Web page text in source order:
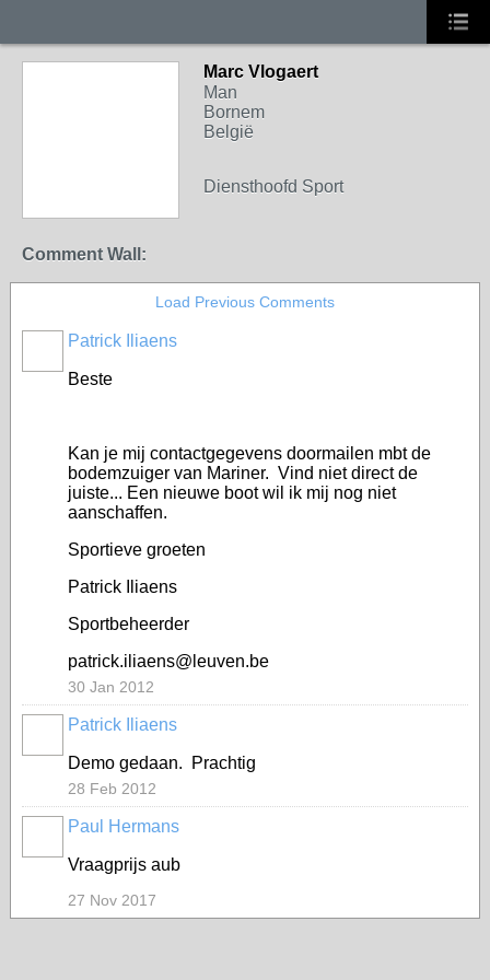
Marc Vlogaert
Man
Bornem
België
Diensthoofd Sport
Comment Wall:
Load Previous Comments
Patrick Iliaens
Beste
Kan je mij contactgegevens doormailen mbt de
bodemzuiger van Mariner. Vind niet direct de
juiste... Een nieuwe boot wil ik mij nog niet
aanschaffen.
Sportieve groeten
Patrick Iliaens
Sportbeheerder
patrick.iliaens@leuven.be
30 Jan 2012
Patrick Iliaens
Demo gedaan. Prachtig
28 Feb 2012
Paul Hermans
Vraagprijs aub
27 Nov 2017